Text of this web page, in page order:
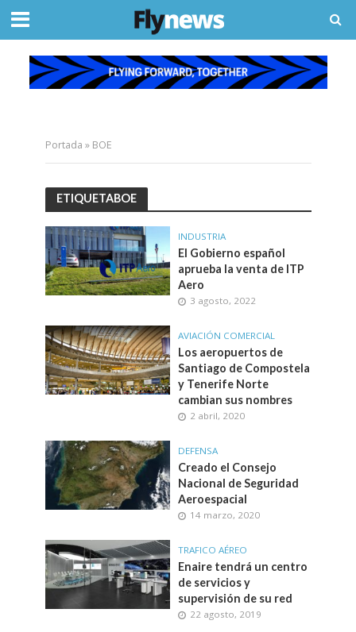
Portada » BOE
ETIQUETABOE
INDUSTRIA
El Gobierno español
aprueba la venta de ITP
Aero
3 agosto, 2022
AVIACIÓN COMERCIAL
Los aeropuertos de
Santiago de Compostela
y Tenerife Norte
cambian sus nombres
2 abril, 2020
DEFENSA
Creado el Consejo
Nacional de Seguridad
Aeroespacial
14 marzo, 2020
TRAFICO AÉREO
Enaire tendrá un centro
de servicios y
supervisión de su red
22 agosto, 2019